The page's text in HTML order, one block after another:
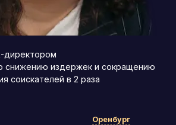
директором
снижению издержек и сокращению
соискателей в 2 раза
Оренбург